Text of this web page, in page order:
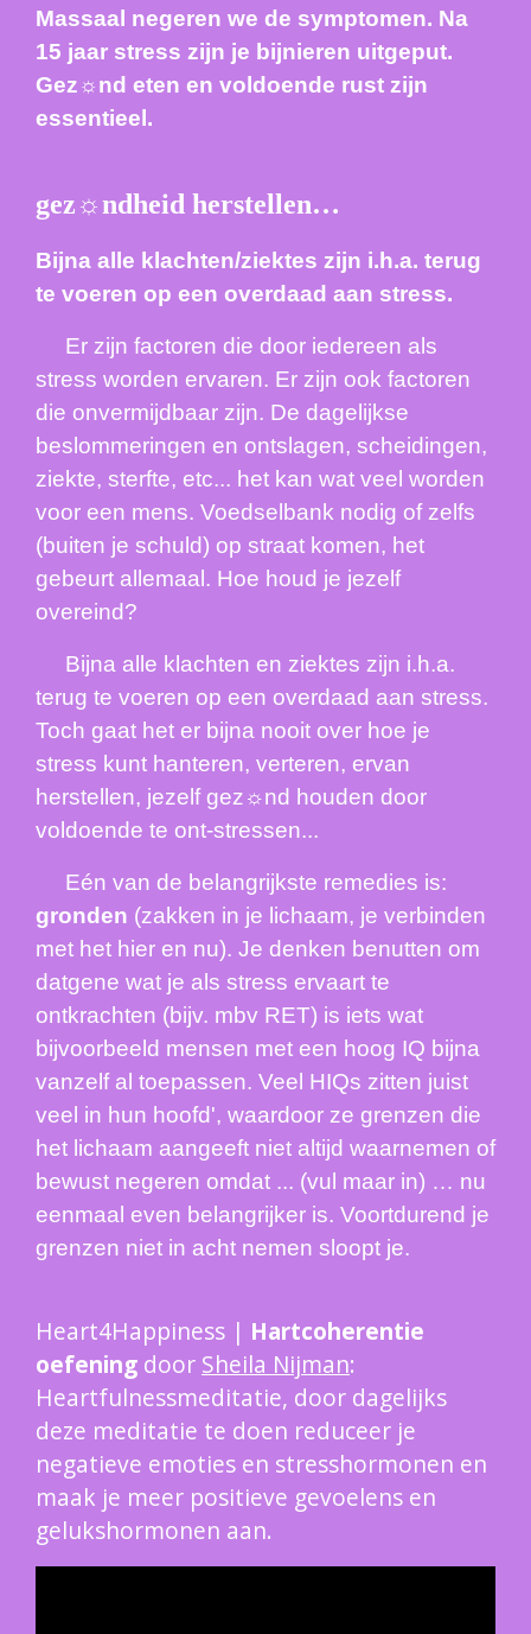
Massaal negeren we de symptomen. Na
15 jaar stress zijn je bijnieren uitgeput.
Gez☼nd eten en voldoende rust zijn
essentieel.
gez☼ndheid herstellen…
Bijna alle klachten/ziektes zijn i.h.a. terug
te voeren op een overdaad aan stress.
Er zijn factoren die door iedereen als
stress worden ervaren. Er zijn ook factoren
die onvermijdbaar zijn. De dagelijkse
beslommeringen en ontslagen, scheidingen,
ziekte, sterfte, etc... het kan wat veel worden
voor een mens. Voedselbank nodig of zelfs
(buiten je schuld) op straat komen, het
gebeurt allemaal. Hoe houd je jezelf
overeind?
Bijna alle klachten en ziektes zijn i.h.a.
terug te voeren op een overdaad aan stress.
Toch gaat het er bijna nooit over hoe je
stress kunt hanteren, verteren, ervan
herstellen, jezelf gez☼nd houden door
voldoende te ont-stressen...
Eén van de belangrijkste remedies is:
gronden (zakken in je lichaam, je verbinden
met het hier en nu). Je denken benutten om
datgene wat je als stress ervaart te
ontkrachten (bijv. mbv RET) is iets wat
bijvoorbeeld mensen met een hoog IQ bijna
vanzelf al toepassen. Veel HIQs zitten juist
veel in hun hoofd', waardoor ze grenzen die
het lichaam aangeeft niet altijd waarnemen of
bewust negeren omdat ... (vul maar in) … nu
eenmaal even belangrijker is. Voortdurend je
grenzen niet in acht nemen sloopt je.
Heart4Happiness | Hartcoherentie
oefening door Sheila Nijman:
Heartfulnessmeditatie, door dagelijks
deze meditatie te doen reduceer je
negatieve emoties en stresshormonen en
maak je meer positieve gevoelens en
gelukshormonen aan.